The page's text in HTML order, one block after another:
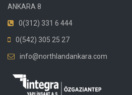
ANKARA 8
0(312) 331 6 444
0(542) 305 25 27
info@northlandankara.com